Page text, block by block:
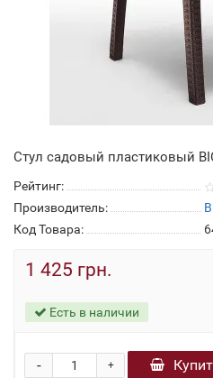
Стул садовый пластиковый
Рейтинг:
Производитель:
Код Товара:
1 425 грн.
Есть в наличии
+
-